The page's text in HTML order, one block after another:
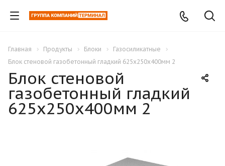
Главная Продукты Блоки
Газосиликатные
Блок стеновой газобетонный гладкий 625х250х400мм 2
Блок стеновой
газобетонный гладкий
625х250х400мм 2